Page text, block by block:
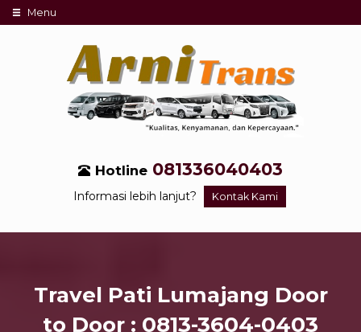
Menu
Hotline 081336040403
Informasi lebih lanjut? Kontak Kami
Travel Pati Lumajang Door
to Door : 0813-3604-0403